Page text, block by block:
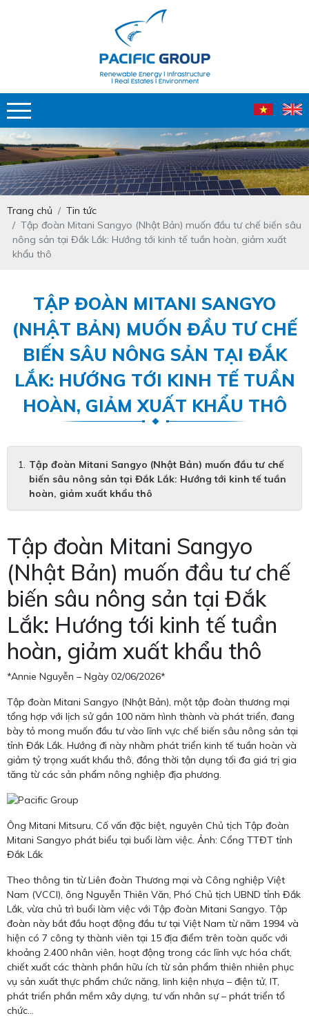
Trang chủ
Tin tức
Tập đoàn Mitani Sangyo (Nhật Bản) muốn đầu tư chế biến sâu
nông sản tại Đắk Lắk: Hướng tới kinh tế tuần hoàn, giảm xuất
khẩu thô
TẬP ĐOÀN MITANI SANGYO
(NHẬT BẢN) MUỐN ĐẦU TƯ CHẾ
BIẾN SÂU NÔNG SẢN TẠI ĐẮK
LẮK: HƯỚNG TỚI KINH TẾ TUẦN
HOÀN, GIẢM XUẤT KHẨU THÔ
Tập đoàn Mitani Sangyo (Nhật Bản) muốn đầu tư chế
biến sâu nông sản tại Đắk Lắk: Hướng tới kinh tế tuần
hoàn, giảm xuất khẩu thô
Tập đoàn Mitani Sangyo
(Nhật Bản) muốn đầu tư chế
biến sâu nông sản tại Đắk
Lắk: Hướng tới kinh tế tuần
hoàn, giảm xuất khẩu thô
*Annie Nguyễn – Ngày 02/06/2026*
Tập đoàn Mitani Sangyo (Nhật Bản), một tập đoàn thương mại
tổng hợp với lịch sử gần 100 năm hình thành và phát triển, đang
bày tỏ mong muốn đầu tư vào lĩnh vực chế biến sâu nông sản tại
tỉnh Đắk Lắk. Hướng đi này nhằm phát triển kinh tế tuần hoàn và
giảm tỷ trọng xuất khẩu thô, đồng thời tận dụng tối đa giá trị gia
tăng từ các sản phẩm nông nghiệp địa phương.
Ông Mitani Mitsuru, Cố vấn đặc biệt, nguyên Chủ tịch Tập đoàn
Mitani Sangyo phát biểu tại buổi làm việc. Ảnh: Cổng TTĐT tỉnh
Đắk Lắk
Theo thông tin từ Liên đoàn Thương mại và Công nghiệp Việt
Nam (VCCI), ông Nguyễn Thiên Văn, Phó Chủ tịch UBND tỉnh Đắk
Lắk, vừa chủ trì buổi làm việc với Tập đoàn Mitani Sangyo. Tập
đoàn này bắt đầu hoạt động đầu tư tại Việt Nam từ năm 1994 và
hiện có 7 công ty thành viên tại 15 địa điểm trên toàn quốc với
khoảng 2.400 nhân viên, hoạt động trong các lĩnh vực hóa chất,
chiết xuất các thành phần hữu ích từ sản phẩm thiên nhiên phục
vụ sản xuất thực phẩm chức năng, linh kiện nhựa – điện tử, IT,
phát triển phần mềm xây dựng, tư vấn nhân sự – phát triển tổ
chức…